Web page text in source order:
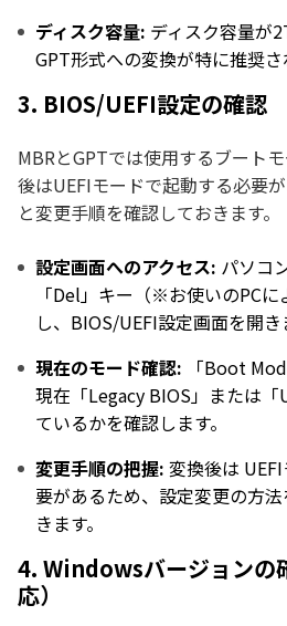
ディスク容量: ディスク容量が
GPT形式への変換が特に推奨さ
3. BIOS/UEFI設定の確認
MBRとGPTでは使用するブート
後はUEFIモードで起動する必要
と変更手順を確認しておきます。
設定画面へのアクセス: パソコ
「Del」キー（※お使いのPC
し、BIOS/UEFI設定画面を開き
現在のモード確認: 「Boot
現在「Legacy BIOS」または「
ているかを確認します。
変更手順の把握: 変換後は
要があるため、設定変更の方
きます。
4. Windowsバージョン
応）